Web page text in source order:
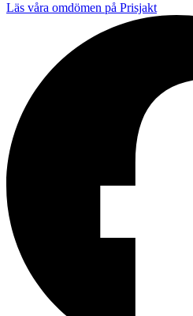
Läs våra omdömen på Prisjakt